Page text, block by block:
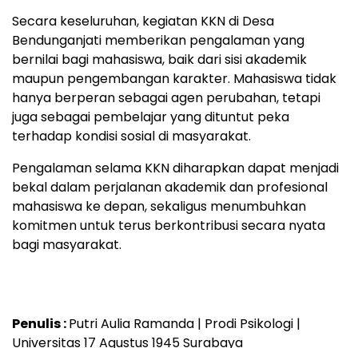
Secara keseluruhan, kegiatan KKN di Desa
Bendunganjati memberikan pengalaman yang
bernilai bagi mahasiswa, baik dari sisi akademik
maupun pengembangan karakter. Mahasiswa tidak
hanya berperan sebagai agen perubahan, tetapi
juga sebagai pembelajar yang dituntut peka
terhadap kondisi sosial di masyarakat.
Pengalaman selama KKN diharapkan dapat menjadi
bekal dalam perjalanan akademik dan profesional
mahasiswa ke depan, sekaligus menumbuhkan
komitmen untuk terus berkontribusi secara nyata
bagi masyarakat.
Penulis :Putri Aulia Ramanda | Prodi Psikologi |
Universitas 17 Agustus 1945 Surabaya